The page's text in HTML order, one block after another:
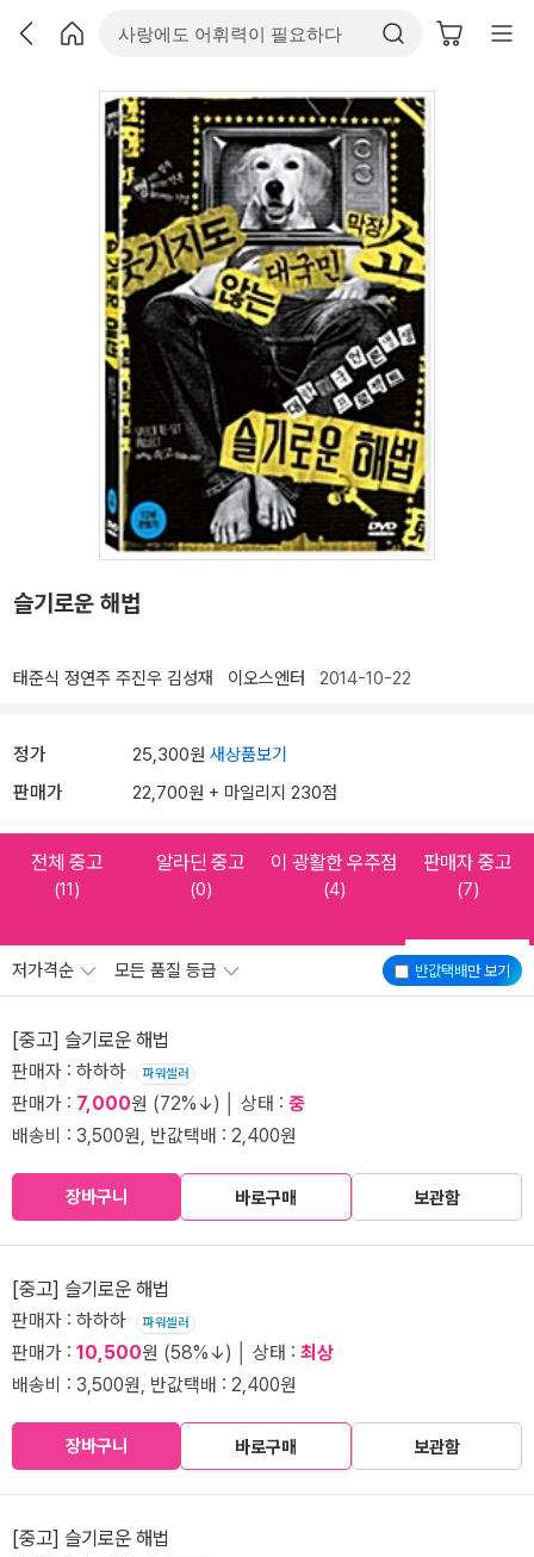
슬기로운 해법
태준식 정연주 주진우 김성재 이오스엔터 2014-10-22
정가 25,300원 새상품보기
판매가 22,700원 + 마일리지 230점
전체 중고
(11)
알라딘 중고
(0)
이 광활한 우주점
(4)
판매자 중고
(7)
반값택배만 보기
저가격순 모든 품질 등급
[중고] 슬기로운 해법
판매자 : 하하하 파워셀러
판매가 : 7,000원 (72%↓) │ 상태 : 중
배송비 : 3,500원, 반값택배 : 2,400원
장바구니 바로구매 보관함
[중고] 슬기로운 해법
판매자 : 하하하 파워셀러
판매가 : 10,500원 (58%↓) │ 상태 : 최상
배송비 : 3,500원, 반값택배 : 2,400원
장바구니 바로구매 보관함
[중고] 슬기로운 해법